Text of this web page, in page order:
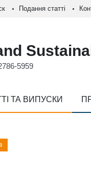
Подання статті
5959
ТА ВИПУСКИ